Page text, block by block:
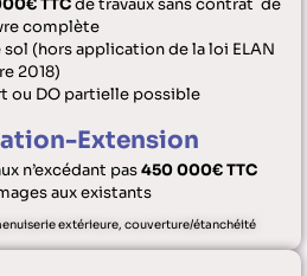
TTCde travaux sans contrat de
complète
sol (hors application de la loi ELAN
2018)
ou DO partielle possible
Extension
n’excédant pas450 000€ TTC
aux existants
extérieure, couverture/étanchéité